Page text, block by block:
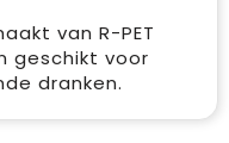
van R-PET
geschikt voor
dranken.